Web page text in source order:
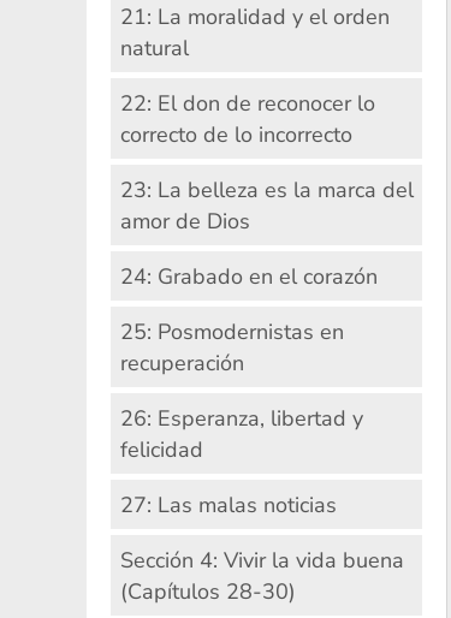
21: La moralidad y el orden
natural
22: El don de reconocer lo
correcto de lo incorrecto
23: La belleza es la marca del
amor de Dios
24: Grabado en el corazón
25: Posmodernistas en
recuperación
26: Esperanza, libertad y
felicidad
27: Las malas noticias
Sección 4: Vivir la vida buena
(Capítulos 28-30)